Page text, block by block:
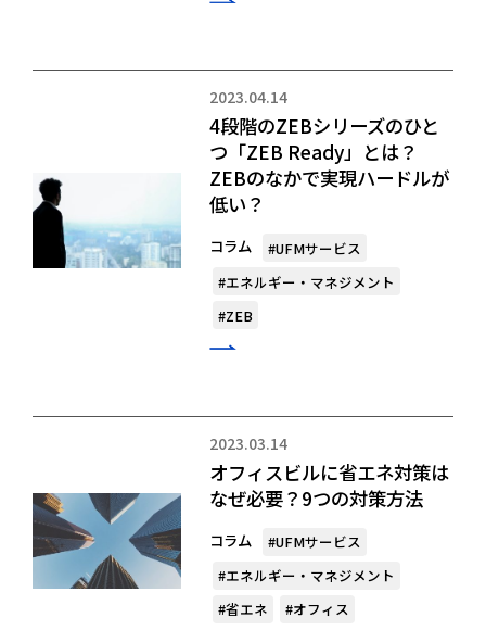
2023.04.14
4段階のZEBシリーズのひと
つ「ZEB Ready」とは？
ZEBのなかで実現ハードルが
低い？
コラム
#UFMサービス
#エネルギー・マネジメント
#ZEB
2023.03.14
オフィスビルに省エネ対策は
なぜ必要？9つの対策方法
コラム
#UFMサービス
#エネルギー・マネジメント
#省エネ
#オフィス